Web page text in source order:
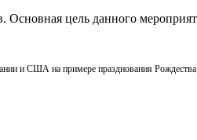
Основная цель данного
и США на примере празднования